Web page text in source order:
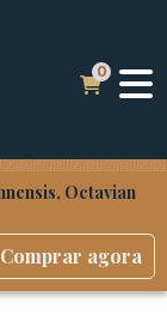
Octavian
Comprar agora